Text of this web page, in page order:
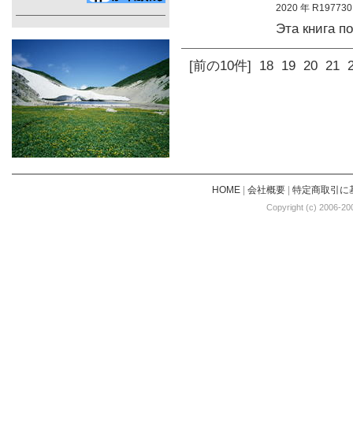
2020 年 R197730
Эта книга
[前の10件] 18 19 20 21
HOME| 会社概要| 特定商取引に
Copyright (c) 2006-